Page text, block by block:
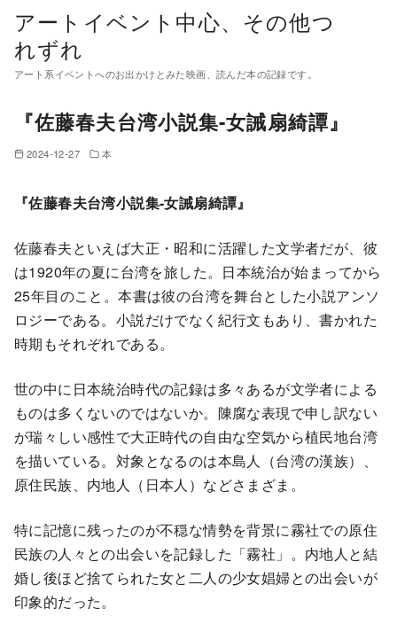
アートイベント中心、その他つ
れずれ
アート系イベントへのお出かけとみた映画、読んだ本の記録です。
『佐藤春夫台湾小説集-女誡扇綺譚』
2024-12-27 本
『佐藤春夫台湾小説集-女誡扇綺譚』
佐藤春夫といえば大正・昭和に活躍した文学者だが、彼
は1920年の夏に台湾を旅した。日本統治が始まってから
25年目のこと。本書は彼の台湾を舞台とした小説アンソ
ロジーである。小説だけでなく紀行文もあり、書かれた
時期もそれぞれである。
世の中に日本統治時代の記録は多々あるが文学者による
ものは多くないのではないか。陳腐な表現で申し訳ない
が瑞々しい感性で大正時代の自由な空気から植民地台湾
を描いている。対象となるのは本島人（台湾の漢族）、
原住民族、内地人（日本人）などさまざま。
特に記憶に残ったのが不穏な情勢を背景に霧社での原住
民族の人々との出会いを記録した「霧社」。内地人と結
婚し後ほど捨てられた女と二人の少女娼婦との出会いが
印象的だった。